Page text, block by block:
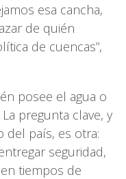
esa cancha,
de quién
de cuencas”,
posee el agua o
pregunta clave, y
del país, es otra:
seguridad,
tiempos de